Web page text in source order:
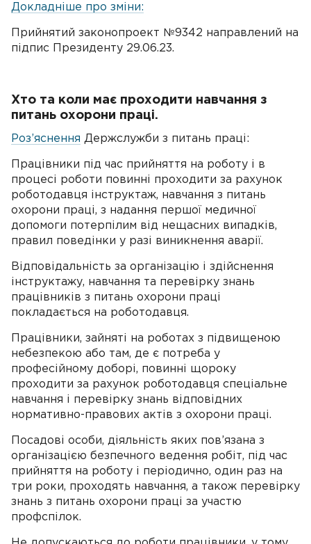
Докладніше про зміни:
Прийнятий законопроект №9342 направлений на
підпис Президенту 29.06.23.
Хто та коли має проходити навчання з
питань охорони праці.
Роз’яснення Держслужби з питань праці:
Працівники під час прийняття на роботу і в
процесі роботи повинні проходити за рахунок
роботодавця інструктаж, навчання з питань
охорони праці, з надання першої медичної
допомоги потерпілим від нещасних випадків,
правил поведінки у разі виникнення аварії.
Відповідальність за організацію і здійснення
інструктажу, навчання та перевірку знань
працівників з питань охорони праці
покладається на роботодавця.
Працівники, зайняті на роботах з підвищеною
небезпекою або там, де є потреба у
професійному доборі, повинні щороку
проходити за рахунок роботодавця спеціальне
навчання і перевірку знань відповідних
нормативно-правових актів з охорони праці.
Посадові особи, діяльність яких пов’язана з
організацією безпечного ведення робіт, під час
прийняття на роботу і періодично, один раз на
три роки, проходять навчання, а також перевірку
знань з питань охорони праці за участю
профспілок.